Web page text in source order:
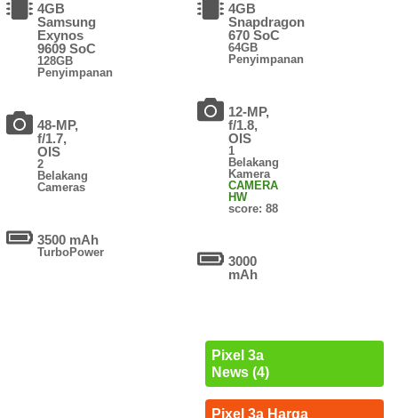
4GB
Samsung
Exynos
9609 SoC
128GB
Penyimpanan
48-MP,
f/1.7,
OIS
2
Belakang
Cameras
3500 mAh
TurboPower
4GB
Snapdragon
670 SoC
64GB
Penyimpanan
12-MP,
f/1.8,
OIS
1
Belakang
Kamera
CAMERA
HW
score: 88
3000
mAh
Pixel 3a
News (4)
Pixel 3a Harga